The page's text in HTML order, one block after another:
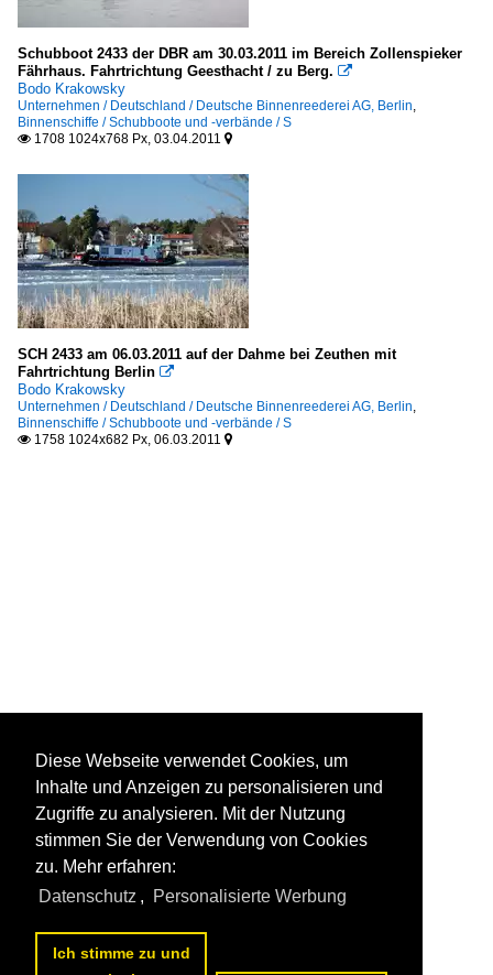
Schubboot 2433 der DBR am 30.03.2011 im Bereich Zollenspieker
Fährhaus. Fahrtrichtung Geesthacht / zu Berg. 
Bodo Krakowsky
Unternehmen / Deutschland / Deutsche Binnenreederei AG, Berlin,
Binnenschiffe / Schubboote und -verbände / S
 1708 1024x768 Px, 03.04.2011 
SCH 2433 am 06.03.2011 auf der Dahme bei Zeuthen mit
Fahrtrichtung Berlin 
Bodo Krakowsky
Unternehmen / Deutschland / Deutsche Binnenreederei AG, Berlin,
Binnenschiffe / Schubboote und -verbände / S
 1758 1024x682 Px, 06.03.2011 
Diese Webseite verwendet Cookies, um
Inhalte und Anzeigen zu personalisieren und
Zugriffe zu analysieren. Mit der Nutzung
stimmen Sie der Verwendung von Cookies
zu. Mehr erfahren:
Datenschutz , Personalisierte Werbung
Ich stimme zu und